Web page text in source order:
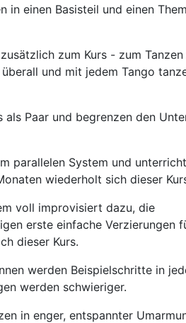
in einen Basisteil und einen
zum Kurs - zum Tanzen
und mit jedem Tango
als Paar und begrenzen den
parallelen System und
wiederholt sich dieser
voll improvisiert dazu, die
erste einfache Verzierungen
dieser Kurs.
werden Beispielschritte in
werden schwieriger.
in enger, entspannter